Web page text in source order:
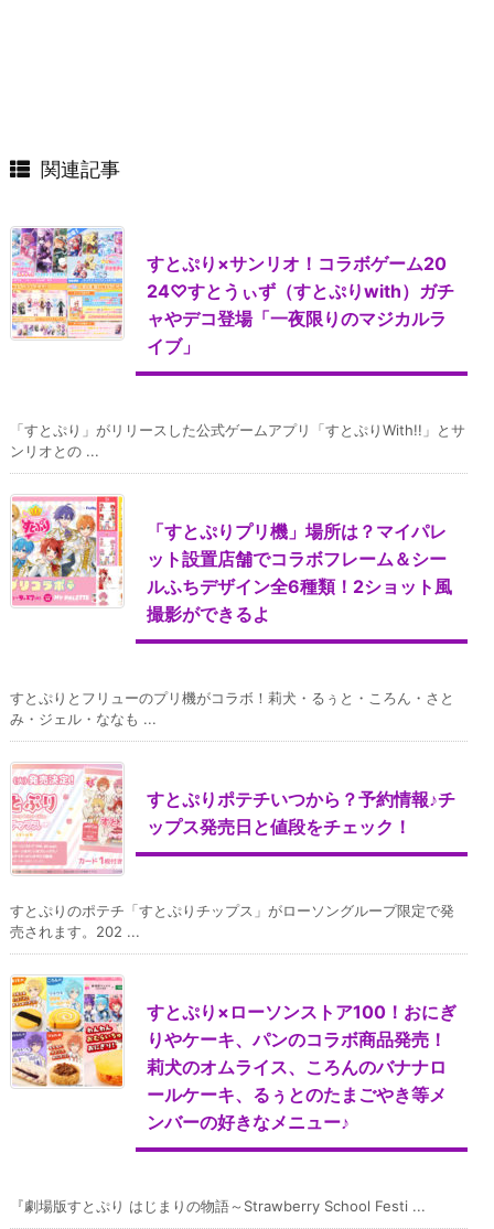
関連記事
すとぷり×サンリオ！コラボゲーム20
24♡すとうぃず（すとぷりwith）ガチ
ャやデコ登場「一夜限りのマジカルラ
イブ」
「すとぷり」がリリースした公式ゲームアプリ「すとぷりWith!!」とサ
ンリオとの ...
「すとぷりプリ機」場所は？マイパレ
ット設置店舗でコラボフレーム＆シー
ルふちデザイン全6種類！2ショット風
撮影ができるよ
すとぷりとフリューのプリ機がコラボ！莉犬・るぅと・ころん・さと
み・ジェル・ななも ...
すとぷりポテチいつから？予約情報♪チ
ップス発売日と値段をチェック！
すとぷりのポテチ「すとぷりチップス」がローソングループ限定で発
売されます。202 ...
すとぷり×ローソンストア100！おにぎ
りやケーキ、パンのコラボ商品発売！
莉犬のオムライス、ころんのバナナロ
ールケーキ、るぅとのたまごやき等メ
ンバーの好きなメニュー♪
『劇場版すとぷり はじまりの物語～Strawberry School Festi ...